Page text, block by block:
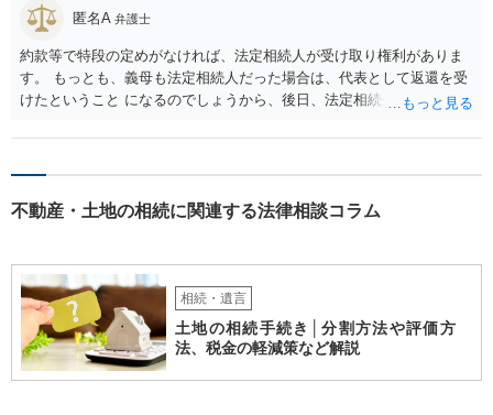
匿名A 弁護士
約款等で特段の定めがなければ、法定相続人が受け取り権利がありま
す。 もっとも、義母も法定相続人だった場合は、代表として返還を受
けたということ になるのでしょうから、後日、法定相続分に基づいて
不動産・土地の相続に関連する法律相談コラム
相続・遺言
土地の相続手続き│分割方法や評価方
法、税金の軽減策など解説